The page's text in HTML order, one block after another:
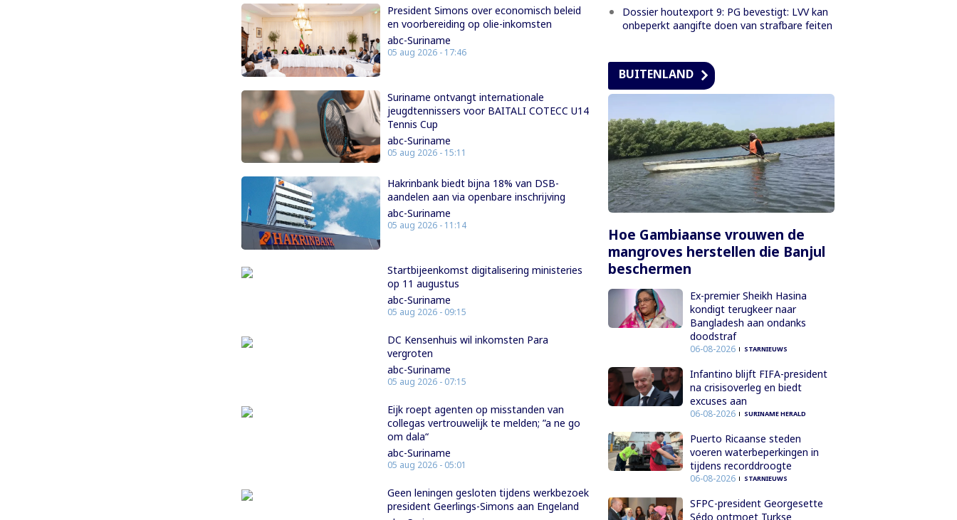
President Simons over economisch beleid
en voorbereiding op olie-inkomsten
abc-Suriname
05 aug 2026 - 17:46
Suriname ontvangt internationale
jeugdtennissers voor BAITALI COTECC U14
Tennis Cup
abc-Suriname
05 aug 2026 - 15:11
Hakrinbank biedt bijna 18% van DSB-
aandelen aan via openbare inschrijving
abc-Suriname
05 aug 2026 - 11:14
Startbijeenkomst digitalisering ministeries
op 11 augustus
abc-Suriname
05 aug 2026 - 09:15
DC Kensenhuis wil inkomsten Para
vergroten
abc-Suriname
05 aug 2026 - 07:15
Eijk roept agenten op misstanden van
collegas vertrouwelijk te melden; ”a ne go
om dala“
abc-Suriname
05 aug 2026 - 05:01
Geen leningen gesloten tijdens werkbezoek
president Geerlings-Simons aan Engeland
Dossier houtexport 9: PG bevestigt: LVV kan
onbeperkt aangifte doen van strafbare feiten
BUITENLAND
Hoe Gambiaanse vrouwen de
mangroves herstellen die Banjul
beschermen
Ex-premier Sheikh Hasina
kondigt terugkeer naar
Bangladesh aan ondanks
doodstraf
06-08-2026 STARNIEUWS
Infantino blijft FIFA-president
na crisisoverleg en biedt
excuses aan
06-08-2026 SURINAME HERALD
Puerto Ricaanse steden
voeren waterbeperkingen in
tijdens recorddroogte
06-08-2026 STARNIEUWS
SFPC-president Georgesette
Sédo ontmoet Turkse